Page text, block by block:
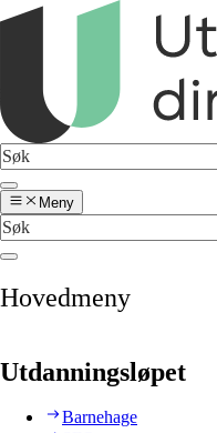
Meny
Hovedmeny
Utdanningsløpet
Barnehage